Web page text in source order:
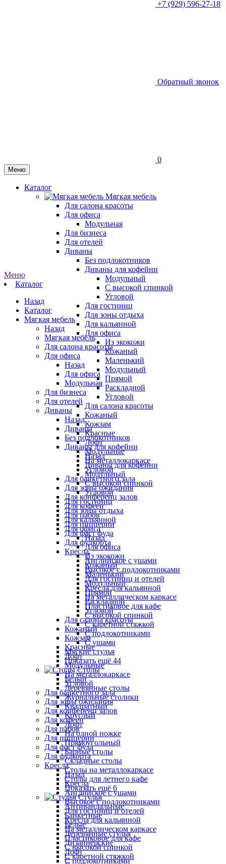
+7 (929) 596-27-18
Обратный звонок
0
Меню
Каталог
Мягкая мебель
Для салона красоты
Для офиса
Модульная
Для бизнеса
Для отелей
Диваны
Без подлокотников
Диваны для кофейни
Модульный
С высокой спинкой
Угловой
Для гостиниц
Для зоны отдыха
Для кальянной
Для офиса
Из экокожи
Кожаный
Маленький
Модульный
Прямой
Раскладной
Угловой
Для салона красоты
Кожаный
Кожзам
Красные
Лофт
Модульные
На металлокаркасе
Угловой
Для банкетного зала
Для зоны ожидания
Для конференц залов
Для кофеен
Для пабов
Для пиццерии
Для фаст фуда
Для фудкорта
Кресла
Английское с ушами
Высокое с подлокотниками
Для гостиниц и отелей
Кресла для кальянной
На металлическом каркасе
Пластиковое для кафе
С высокой спинкой
С каретной стяжкой
С подлокотниками
С ушами
Мягкие стулья
Показать ещё 44
Столы
Белый
Деревянные столы
Журнальные столики
Квадратный
Круглый
Лофт
На одной ножке
Прямоугольный
Барные столы
Складные столы
Столы на металлокаркасе
Столы для летнего кафе
Показать ещё 6
Стулья
Антивандальные
Банкетные
Белые
Деревянные стулья
Дизайнерские
Лофт
С подлокотниками
Меню
Каталог
Назад
Каталог
Мягкая мебель
Назад
Мягкая мебель
Для салона красоты
Для офиса
Назад
Для офиса
Модульная
Для бизнеса
Для отелей
Диваны
Назад
Диваны
Без подлокотников
Диваны для кофейни
Назад
Диваны для кофейни
Модульный
С высокой спинкой
Угловой
Для гостиниц
Для зоны отдыха
Для кальянной
Для офиса
Назад
Для офиса
Из экокожи
Кожаный
Маленький
Модульный
Прямой
Раскладной
Угловой
Для салона красоты
Кожаный
Кожзам
Красные
Лофт
Модульные
На металлокаркасе
Угловой
Для банкетного зала
Для зоны ожидания
Для конференц залов
Для кофеен
Для пабов
Для пиццерии
Для фаст фуда
Для фудкорта
Кресла
Назад
Кресла
Английское с ушами
Высокое с подлокотниками
Для гостиниц и отелей
Кресла для кальянной
На металлическом каркасе
Пластиковое для кафе
С высокой спинкой
С каретной стяжкой